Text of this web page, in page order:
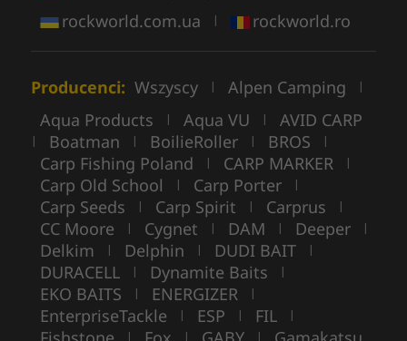
rockworld.com.ua | rockworld.ro
Producenci: Wszyscy | Alpen Camping |
Aqua Products | Aqua VU | AVID CARP
| Boatman | BoilieRoller | BROS |
Carp Fishing Poland | CARP MARKER |
Carp Old School | Carp Porter |
Carp Seeds | Carp Spirit | Carprus |
CC Moore | Cygnet | DAM | Deeper |
Delkim | Delphin | DUDI BAIT |
DURACELL | Dynamite Baits |
EKO BAITS | ENERGIZER |
EnterpriseTackle | ESP | FIL |
| | |